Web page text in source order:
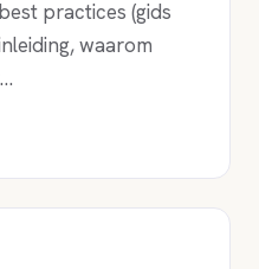
practices (gids
waarom